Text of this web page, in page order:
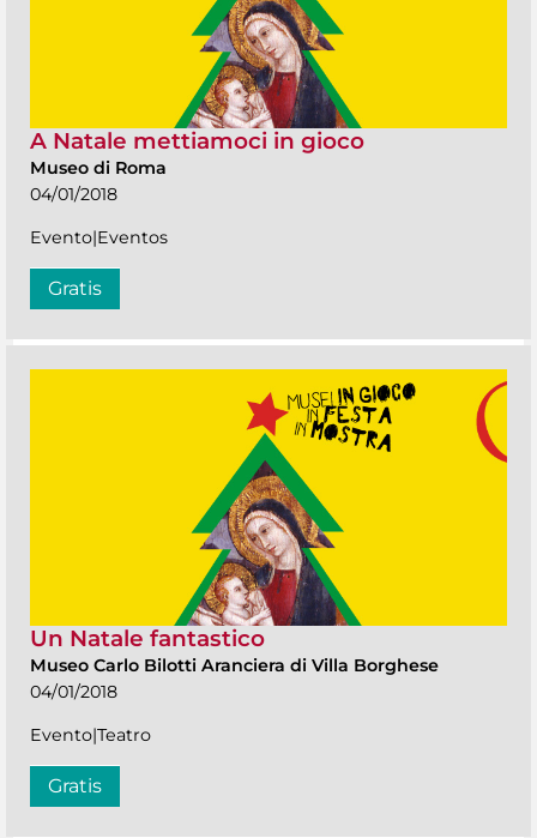
A Natale mettiamoci in gioco
Museo di Roma
04/01/2018
Evento|Eventos
Gratis
Un Natale fantastico
Museo Carlo Bilotti Aranciera di Villa Borghese
04/01/2018
Evento|Teatro
Gratis